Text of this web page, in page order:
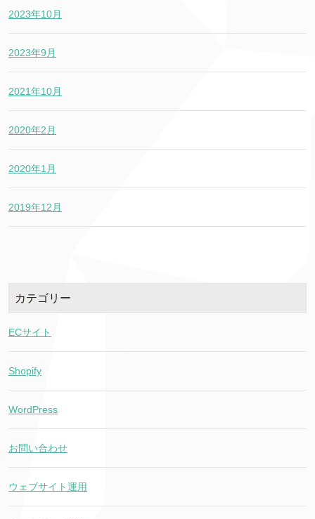
2023年10月
2023年9月
2021年10月
2020年2月
2020年1月
2019年12月
カテゴリー
ECサイト
Shopify
WordPress
お問い合わせ
ウェブサイト運用